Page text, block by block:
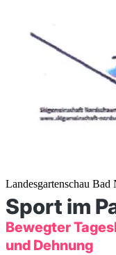
Landesgartenschau Bad
Sport im
Bewegter
und Dehnung